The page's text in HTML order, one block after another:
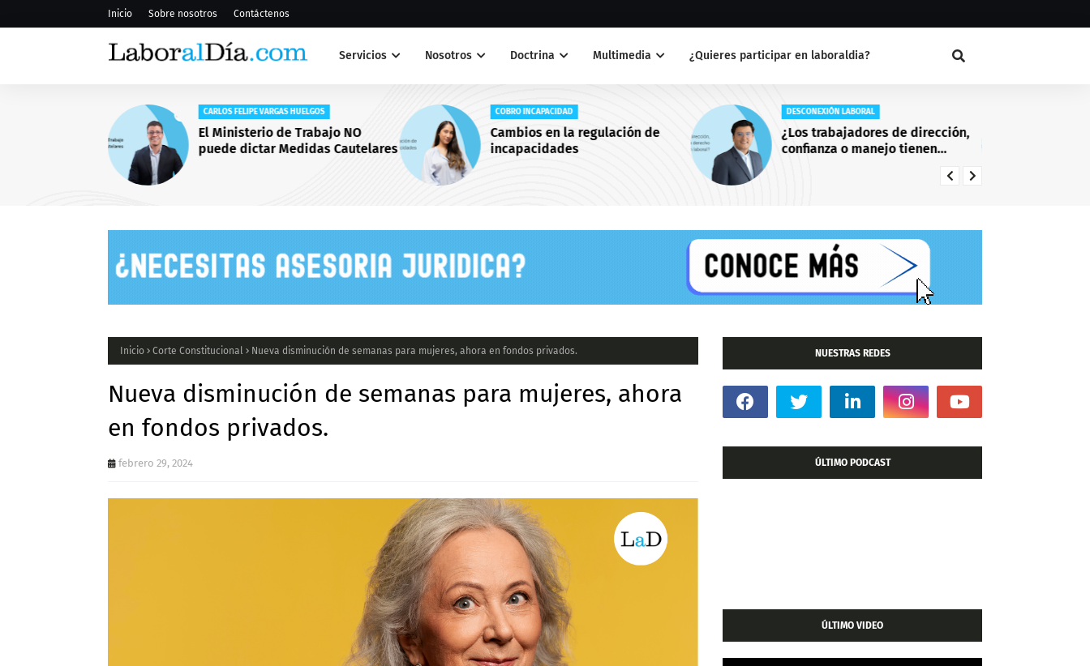
Inicio Sobre nosotros Contáctenos
Servicios Nosotros Doctrina Multimedia ¿Quieres participar en laboraldia?
CARLOS FELIPE VARGAS HUELGOS
El Ministerio de Trabajo NO
puede dictar Medidas Cautelares
COBRO INCAPACIDAD
Cambios en la regulación de
incapacidades
DESCONEXIÓN LABORAL
¿Los trabajadores de dirección,
confianza o manejo tienen
Inicio Corte Constitucional Nueva disminución de semanas para mujeres, ahora en fondos privados.
Nueva disminución de semanas para mujeres, ahora
en fondos privados.
febrero 29, 2024
NUESTRAS REDES
ÚLTIMO PODCAST
ÚLTIMO VIDEO